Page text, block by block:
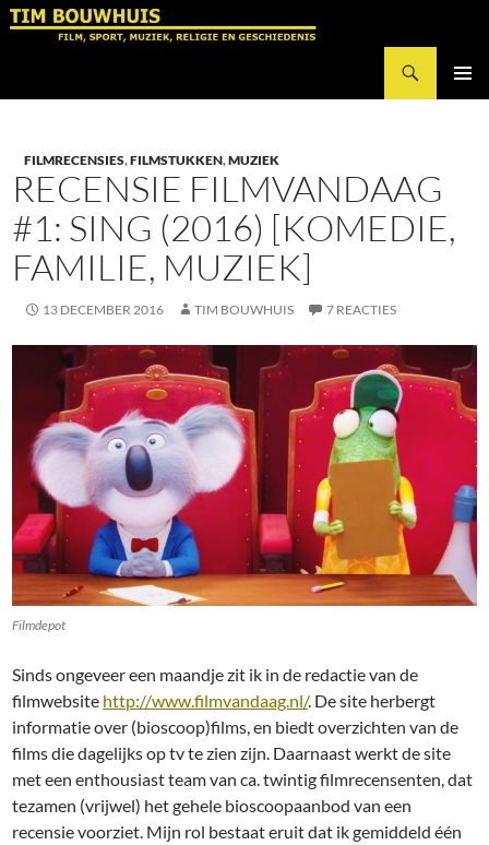
Ga
FILMRECENSIES,FILMSTUKKEN,MUZIEK
RECENSIE FILMVANDAAG
#1: SING (2016) [KOMEDIE,
FAMILIE, MUZIEK]
13 DECEMBER 2016 TIM BOUWHUIS 7 REACTIES
Filmdepot
Sinds ongeveer een maandje zit ik in de redactie van de
filmwebsite http://www.filmvandaag.nl/. De site herbergt
informatie over (bioscoop)films, en biedt overzichten van de
films die dagelijks op tv te zien zijn. Daarnaast werkt de site
met een enthousiast team van ca. twintig filmrecensenten, dat
tezamen (vrijwel) het gehele bioscoopaanbod van een
recensie voorziet. Mijn rol bestaat eruit dat ik gemiddeld één